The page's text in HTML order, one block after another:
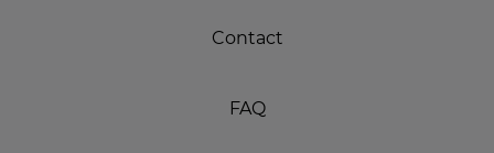
Contact
FAQ